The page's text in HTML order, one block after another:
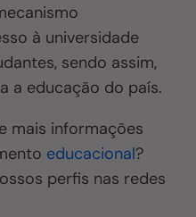
à universidade
sendo assim,
a educação do país.
mais informações
educacional?
perfis nas redes